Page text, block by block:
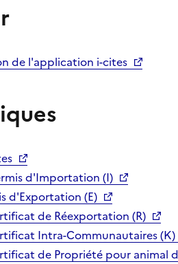
de l'application i-cites
d'Importation (I)
d'Exportation (E)
de Réexportation (R)
Intra-Communautaires (K)
de Propriété pour animal